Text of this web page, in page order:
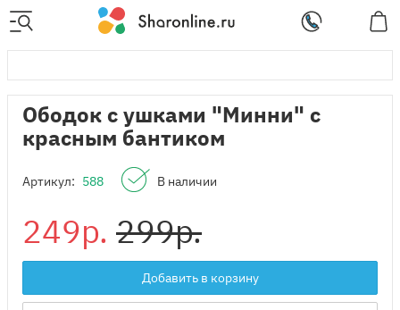
Ободок с ушками "Минни" с
красным бантиком
Артикул: 588 В наличии
249р. 299р.
Добавить в корзину